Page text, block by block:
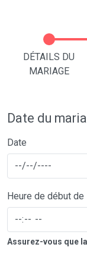
DÉTAILS DU
MARIAGE
Date du
Date
Heure de début de
Assurez-vous que la